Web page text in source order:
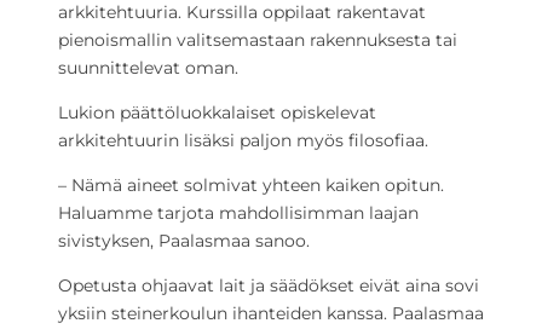
arkkitehtuuria. Kurssilla oppilaat rakentavat
pienoismallin valitsemastaan rakennuksesta tai
suunnittelevat oman.
Lukion päättöluokkalaiset opiskelevat
arkkitehtuurin lisäksi paljon myös filosofiaa.
– Nämä aineet solmivat yhteen kaiken opitun.
Haluamme tarjota mahdollisimman laajan
sivistyksen, Paalasmaa sanoo.
Opetusta ohjaavat lait ja säädökset eivät aina sovi
yksiin steinerkoulun ihanteiden kanssa. Paalasmaa